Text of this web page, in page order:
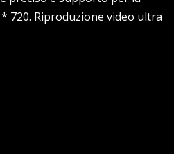
720. Riproduzione video ultra